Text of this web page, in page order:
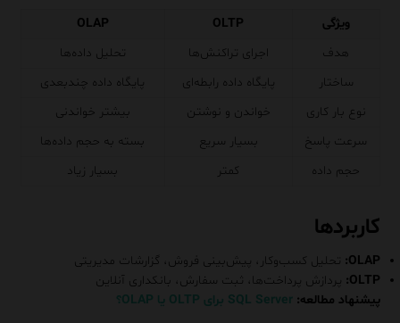
ویژگی OLTP
OLAP
هدف
اجرای تراکنش‌ها
تحلیل داده‌ها
ساختار
پایگاه داده رابطه‌ای
پایگاه داده چندبعدی
نوع بار کاری
خواندن و نوشتن
بیشتر خواندنی
سرعت پاسخ
بسیار سریع
بسته به حجم داده‌ها
حجم داده
کمتر بسیار زیاد
کاربردها
OLAP: تحلیل کسب‌وکار، پیش‌بینی فروش، گزارشات مدیریتی
OLTP: پردازش پرداخت‌ها، ثبت سفارش، بانکداری آنلاین
پیشنهاد مطالعه:SQL Server برای OLTP یا OLAP؟